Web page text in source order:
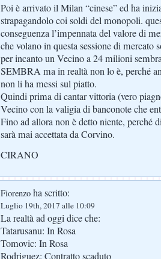
Poi è arrivato il Milan “cinese” ed ha
strapagandolo coi soldi del monopoli.
conseguenza l’impennata del valore di
che volano in questa sessione di mercato
per incanto un Vecino a 24 milioni
SEMBRA ma in realtà non lo è, perché
non li ha messi sul piatto.
Quindi prima di cantar vittoria (vero
Vecino con la valigia di banconote che
Fino ad allora non è detto niente, perché
sarà mai accettata da Corvino.
CIRANO
Fiorenzo ha scritto:
Luglio 19th, 2017 alle 10:09
La realtà ad oggi dice che:
Tatarusanu: In Rosa
Tomovic: In Rosa
Rodriguez: Contratto scaduto